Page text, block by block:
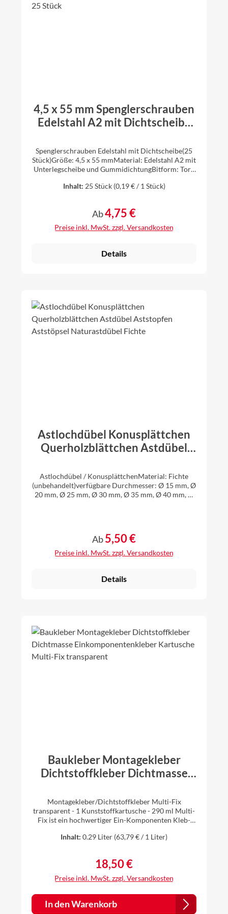
4,5 x 55 mm Spenglerschrauben
Edelstahl A2 mit Dichtscheibe
Stück
Spenglerschrauben Edelstahl mit Dichtscheibe(25
Stück)Größe: 4,5 x 55 mmMaterial: Edelstahl A2 mit
Unterlegscheibe und GummidichtungBitform: Torx
Inhalt: 25 Stück (0,19 € / 1 Stück)
Regulärer Preis:
Ab4,75 €
Preise inkl. MwSt. zzgl. Versandkosten
Details
Astlochdübel Konusplättchen
Querholzblättchen Astdübel
Naturastdübel Fichte
Astlochdübel / KonusplättchenMaterial: Fichte
(unbehandelt)verfügbare Durchmesser: Ø 15 mm, Ø
20 mm, Ø 25 mm, Ø 30 mm, Ø 35 mm, Ø 40 mm, Ø
Regulärer Preis:
Ab5,50 €
Preise inkl. MwSt. zzgl. Versandkosten
Details
Baukleber Montagekleber
Dichtstoffkleber Dichtmasse
Kartusche Multi-Fix transparent
Montagekleber/Dichtstoffkleber Multi-Fix
transparent - 1 Kunststoffkartusche - 290 ml Multi-
Fix ist ein hochwertiger Ein-Komponenten Kleb-
ist ein elastisches und überstreichbares Dichtungs-
verarbeitbar * elastisch und überstreichbar *
einwandfreie Haftung auf fast allen Untergründen,
auch auf feuchten Flächen * spachtelfähig, gut
glättbar * nahezu geruchslos * lösemittelfrei,
Inhalt: 0.29 Liter (63,79 € / 1 Liter)
Regulärer Preis:
18,50 €
Preise inkl. MwSt. zzgl. Versandkosten
In den Warenkorb